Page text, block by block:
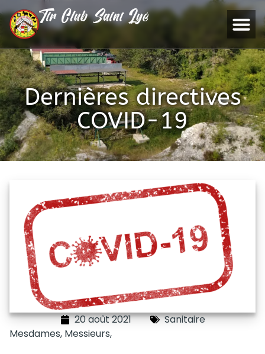
Tir Club Saint Lyé
Dernières directives
COVID-19
20 août 2021
Sanitaire
Mesdames, Messieurs,